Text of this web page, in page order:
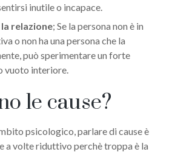
inutile o incapace.
relazione; Se la persona non è in
o non ha una persona che la
può sperimentare un forte
vuoto interiore.
le cause?
psicologico, parlare di cause è
a volte riduttivo perchè troppa è la